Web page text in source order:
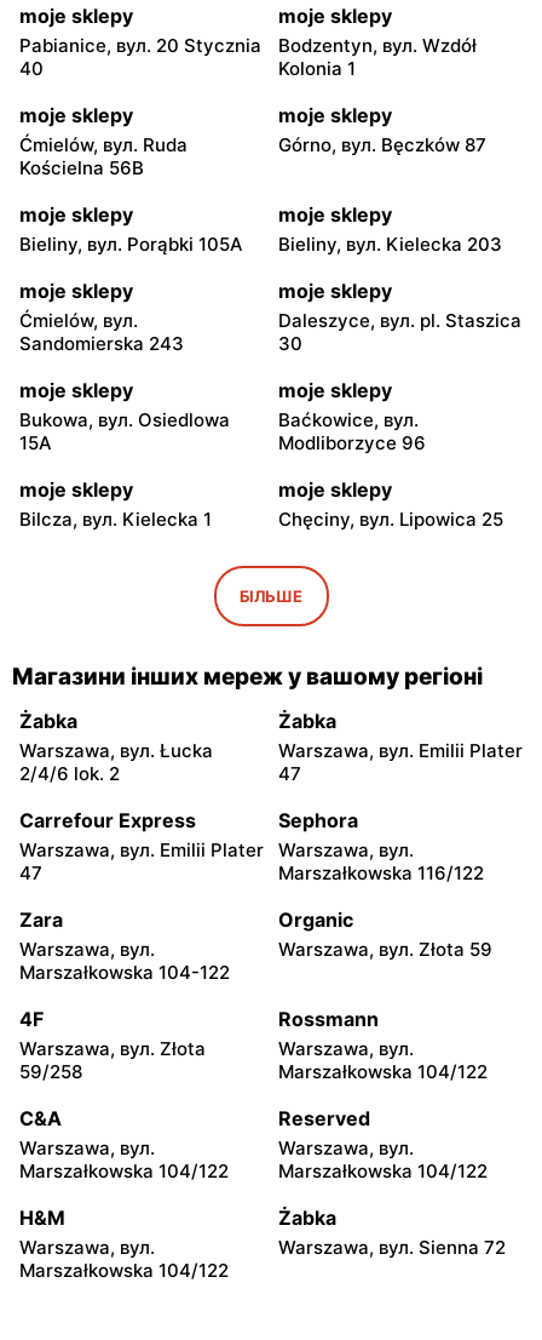
moje sklepy
Pabianice, вул. 20 Stycznia
40
moje sklepy
Bodzentyn, вул. Wzdół
Kolonia 1
moje sklepy
Ćmielów, вул. Ruda
Kościelna 56B
moje sklepy
Górno, вул. Bęczków 87
moje sklepy
Bieliny, вул. Porąbki 105A
moje sklepy
Bieliny, вул. Kielecka 203
moje sklepy
Ćmielów, вул.
Sandomierska 243
moje sklepy
Daleszyce, вул. pl. Staszica
30
moje sklepy
Bukowa, вул. Osiedlowa
15A
moje sklepy
Baćkowice, вул.
Modliborzyce 96
moje sklepy
Bilcza, вул. Kielecka 1
moje sklepy
Chęciny, вул. Lipowica 25
Iwaniska, вул. Ujazdowska
moje sklepy
Bogoria, вул. Rynek 30
moje sklepy
Gorzyce, вул. Szkolna 44
moje sklepy
Grębów, вул. Wydrza 180
moje sklepy
Jadachy, вул. Jadachy 111
moje sklepy
Jeżowe, вул. Zalesie 77
moje sklepy
Kazimierza Wielka, вул.
Kolejowa 15
moje sklepy
Kamień, вул. Błonie 23
moje sklepy
Górki, вул. Górki 71
moje sklepy
Gumniska, вул. Gumniska
moje sklepy
Iwierzyce, вул. Iwierzyce
152A
moje sklepy
Tczew, вул. Franciszka
Żwirki 61
moje sklepy
Hyżne, вул. Hyżne 100
moje sklepy
Jarosław, вул. Pełkińska
147
moje sklepy
Niebylec, вул. Niebylec 139
moje sklepy
Opole, вул. Grudzicka 45
БІЛЬШЕ
Магазини інших мереж у вашому регіоні
Żabka
Warszawa, вул. Łucka
2/4/6 lok. 2
Żabka
Warszawa, вул. Emilii Plater
47
Carrefour Express
Warszawa, вул. Emilii Plater
47
Sephora
Warszawa, вул.
Marszałkowska 116/122
Zara
Warszawa, вул.
Marszałkowska 104-122
Organic
Warszawa, вул. Złota 59
4F
Warszawa, вул. Złota
59/258
Rossmann
Warszawa, вул.
Marszałkowska 104/122
C&A
Warszawa, вул.
Marszałkowska 104/122
Reserved
Warszawa, вул.
Marszałkowska 104/122
H&M
Warszawa, вул.
Marszałkowska 104/122
Żabka
Warszawa, вул. Sienna 72